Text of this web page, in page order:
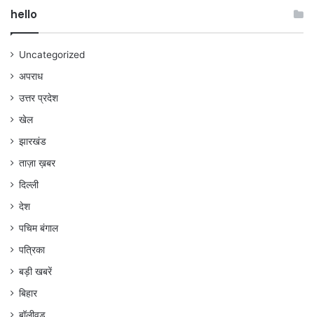
hello
Uncategorized
अपराध
उत्तर प्रदेश
खेल
झारखंड
ताज़ा ख़बर
दिल्ली
देश
पचिम बंगाल
पत्रिका
बड़ी खबरें
बिहार